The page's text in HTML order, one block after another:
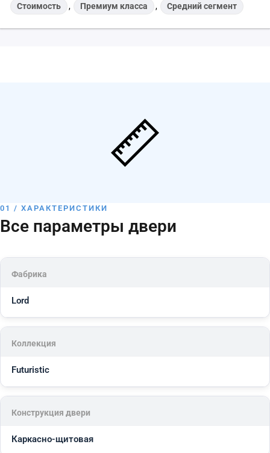
Стоимость , Премиум класса , Средний сегмент
01 / ХАРАКТЕРИСТИКИ
Все параметры двери
Фабрика
Lord
Коллекция
Futuristic
Конструкция двери
Каркасно-щитовая